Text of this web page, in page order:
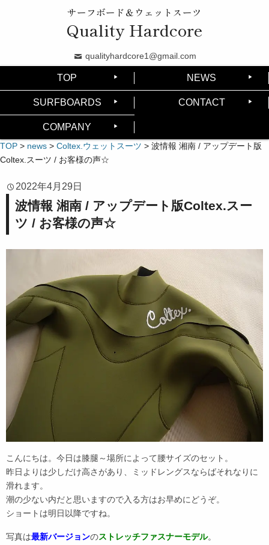
サーフボード＆ウェットスーツ
Quality Hardcore
qualityhardcore1@gmail.com
TOP NEWS
SURFBOARDS CONTACT
COMPANY
TOP > news > Coltex.ウェットスーツ > 波情報 湘南 / アップデート版
Coltex.スーツ / お客様の声☆
2022年4月29日
波情報 湘南 / アップデート版Coltex.スー
ツ / お客様の声☆
こんにちは。今日は膝腿～場所によって腰サイズのセット。
昨日よりは少しだけ高さがあり、ミッドレングスならばそれなりに
滑れます。
潮の少ない内だと思いますので入る方はお早めにどうぞ。
ショートは明日以降ですね。
写真は最新バージョンのストレッチファスナーモデル。